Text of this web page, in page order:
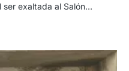
ser exaltada al Salón…